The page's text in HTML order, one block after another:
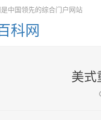
中国领先的综合门户网站
科网
美式